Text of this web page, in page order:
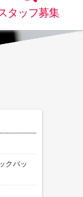
タッフ募集
クバッ